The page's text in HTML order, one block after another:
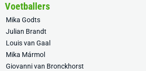
Voetballers
Mika Godts
Julian Brandt
Louis van Gaal
Mika Mármol
Giovanni van Bronckhorst